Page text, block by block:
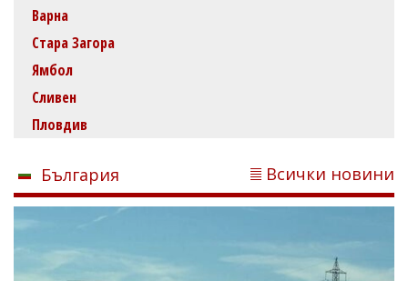
Варна
Стара Загора
Ямбол
Сливен
Пловдив
България Всички новини